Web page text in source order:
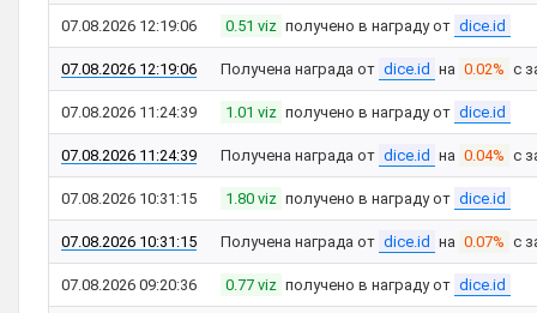
07.08.2026 12:19:06 0.51 viz получено в награду от dice.id
07.08.2026 12:19:06 Получена награда от dice.id на 0.02% с
07.08.2026 11:24:39 1.01 viz получено в награду от dice.id
07.08.2026 11:24:39 Получена награда от dice.id на 0.04% с
07.08.2026 10:31:15 1.80 viz получено в награду от dice.id
07.08.2026 10:31:15 Получена награда от dice.id на 0.07% с
07.08.2026 09:20:36 0.77 viz получено в награду от dice.id